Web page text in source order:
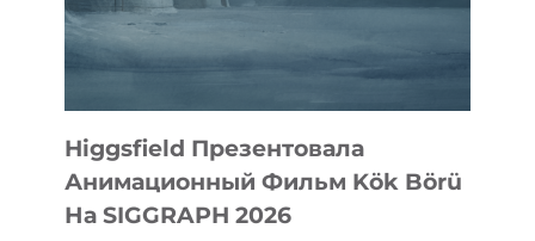
Higgsfield Презентовала
Анимационный Фильм Kök Börü
На SIGGRAPH 2026